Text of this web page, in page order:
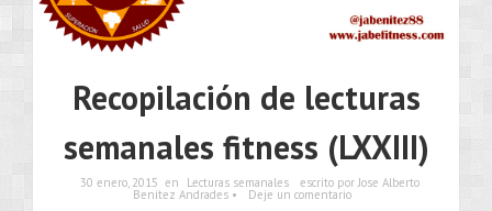
Recopilación de lecturas
semanales fitness (LXXIII)
30 enero, 2015 en Lecturas semanales escrito por Jose Alberto
Benítez Andrades • Deje un comentario